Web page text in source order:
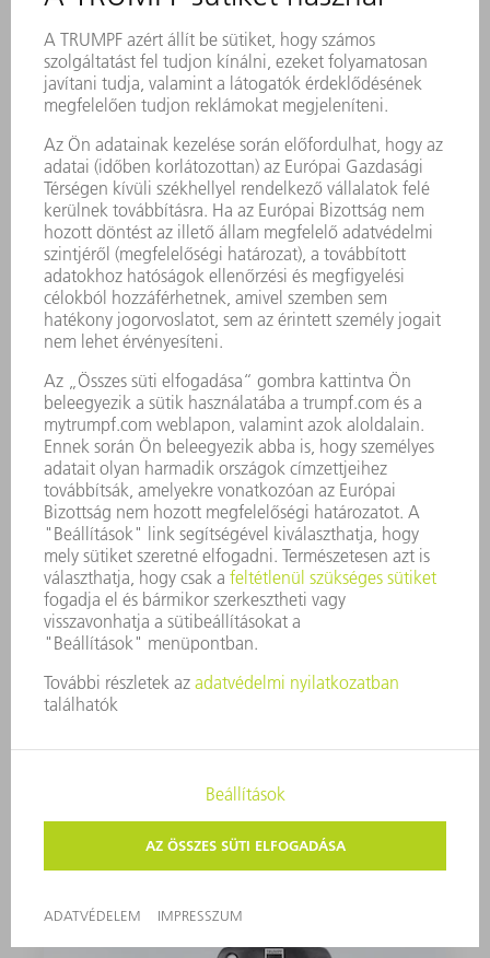
G1 KENŐZSÍR
900 g 0139440
G1 KENŐZSÍR
STANCOLÓ ÉS NIBBELŐ OLAJ ALUMÍNIUMHOZ
0125874